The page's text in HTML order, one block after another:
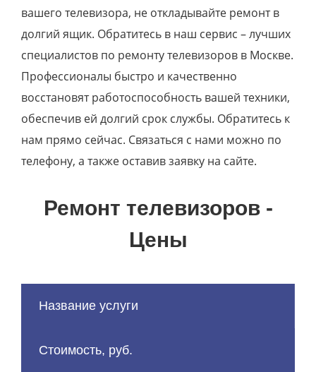
вашего телевизора, не откладывайте ремонт в
долгий ящик. Обратитесь в наш сервис – лучших
специалистов по ремонту телевизоров в Москве.
Профессионалы быстро и качественно
восстановят работоспособность вашей техники,
обеспечив ей долгий срок службы. Обратитесь к
нам прямо сейчас. Связаться с нами можно по
телефону, а также оставив заявку на сайте.
Ремонт телевизоров -
Цены
Название услуги
Стоимость, руб.